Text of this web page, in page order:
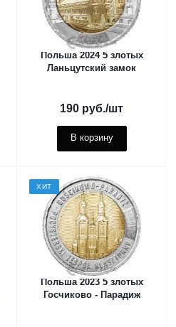
Польша 2024 5 злотых
Ланьцутский замок
190 руб./шт
В корзину
ХИТ
Польша 2023 5 злотых
Госчиково - Парадиж